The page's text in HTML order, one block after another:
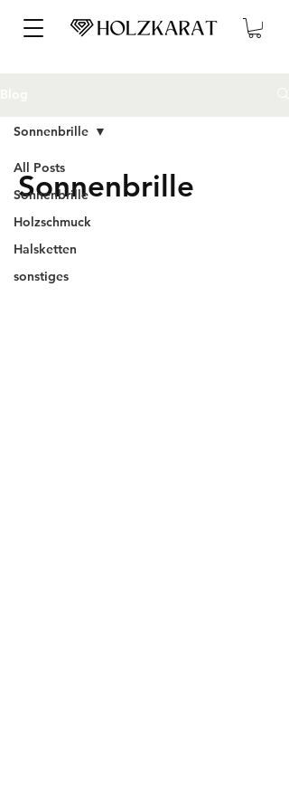
All Posts
Sonnenbrille
Holzschmuck
Halsketten
sonstiges
Sonnenbrille
Sonnenbrille